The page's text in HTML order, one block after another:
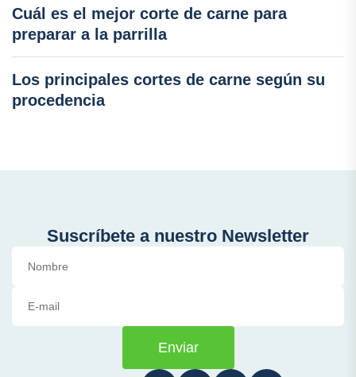
Cuál es el mejor corte de carne para
preparar a la parrilla
Los principales cortes de carne según su
procedencia
Suscríbete a nuestro Newsletter
Enviar